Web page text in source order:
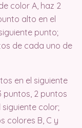
color A, haz 2
alto en el
punto;
de cada uno de
en el siguiente
puntos, 2 puntos
color;
colores B, C y